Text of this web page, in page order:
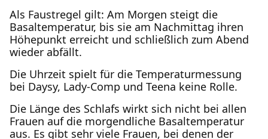
Als Faustregel gilt: Am Morgen steigt die
Basaltemperatur, bis sie am Nachmittag ihren
Höhepunkt erreicht und schließlich zum Abend
wieder abfällt.
Die Uhrzeit spielt für die Temperaturmessung
bei Daysy, Lady-Comp und Teena keine Rolle.
Die Länge des Schlafs wirkt sich nicht bei allen
Frauen auf die morgendliche Basaltemperatur
aus. Es gibt sehr viele Frauen, bei denen der